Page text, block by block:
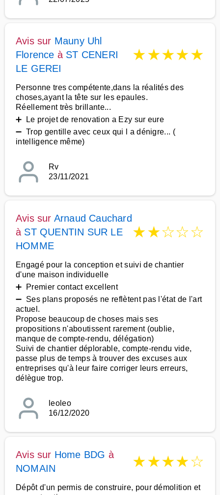
Avis sur Mauny Uhl
Florence à ST CENERI
LE GEREI
★★★★★
Personne tres compétente,dans la réalités des
choses,ayant la tête sur les epaules.
Réellement très brillante...
➕ Le projet de renovation a Ezy sur eure
➖ Trop gentille avec ceux qui l a dénigre... (
intelligence même)
Rv
23/11/2021
Avis sur Arnaud Cauchard
à ST QUENTIN SUR LE
HOMME
★★☆☆☆
Engagé pour la conception et suivi de chantier
d'une maison individuelle
➕ Premier contact excellent
➖ Ses plans proposés ne reflètent pas l'état de l'art
actuel.
Propose beaucoup de choses mais ses
propositions n'aboutissent rarement (oublie,
manque de compte-rendu, délégation)
Suivi de chantier déplorable, compte-rendu vide,
passe plus de temps à trouver des excuses aux
entreprises qu'à leur faire corriger leurs erreurs,
délègue trop.
leoleo
16/12/2020
Avis sur Home BDG à
NOMAIN
★★★★☆
Dépôt d'un permis de construire, pour démolition et